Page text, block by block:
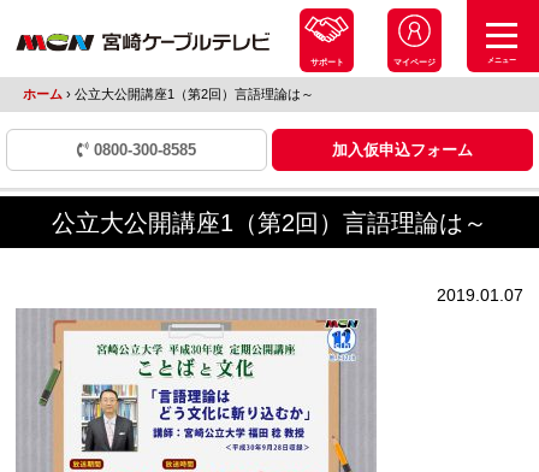
サポート マイページ メニュー
ホーム ›公立大公開講座1（第2回）言語理論は～
0800-300-8585 加入仮申込フォーム
公立大公開講座1（第2回）言語理論は～
2019.01.07